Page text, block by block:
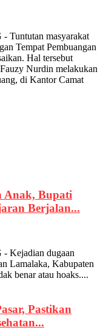
Tuntutan masyarakat
Tempat Pembuangan
Hal tersebut
Nurdin melakukan
di Kantor Camat
Anak, Bupati
Berjalan...
Kejadian dugaan
Lamalaka, Kabupaten
benar atau hoaks....
Pastikan